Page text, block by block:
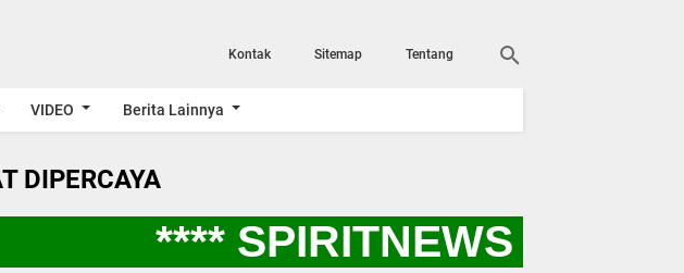
Kontak Sitemap Tentang
VIDEO Berita Lainnya
DIPERCAYA
**** SPIRITNEWS "AYO